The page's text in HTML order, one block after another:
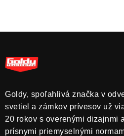
Goldy, spoľahlivá značka v
svetiel a zámkov prívesov už
20 rokov s overenými dizajnmi a
prísnymi priemyselnými